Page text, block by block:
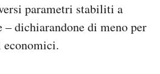
parametri stabiliti a
dichiarandone di meno per
economici.